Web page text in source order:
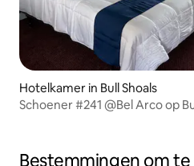
Hotelkamer in Bull Shoals
Schoener #241 @Bel Arco op
Bestemmingen om